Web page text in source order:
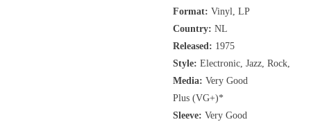
Format: Vinyl, LP
Country: NL
Released: 1975
Style: Electronic, Jazz, Rock,
Media: Very Good
Plus (VG+)*
Sleeve: Very Good